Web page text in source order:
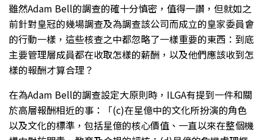
雖然Adam Bell的調查的確十分慎密，值得一讚，但就如之
前針對皇冠的幾場調查及為調查該公司而成立的皇家委員會
的行動一樣，這些核查之中都忽略了一樣重要的東西：到底
主要管理層成員都在收取怎樣的薪酬，以及他們應該收到怎
樣的報酬才算合理？
在為Adam Bell的調查設定大原則時，ILGA有提到一件和關
於高層報酬相近的事：「(c)在星億中的文化所扮演的角色
以及文化的標準，包括星億的核心價值、一直以來在整個機